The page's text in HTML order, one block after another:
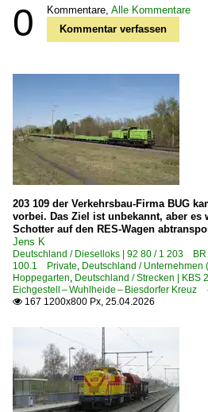
0 Kommentare, Alle Kommentare
Kommentar verfassen
203 109 der Verkehrsbau-Firma BUG
vorbei. Das Ziel ist unbekannt, aber es
Schotter auf den RES-Wagen
Jens K
Deutschland / Dieselloks | 92 80 / 1 203
100.1 Private, Deutschland / Unternehmen
Hoppegarten, Deutschland / Strecken | KBS
Eichgestell – Wuhlheide – Biesdorfer Kreuz
 167 1200x800 Px, 25.04.2026